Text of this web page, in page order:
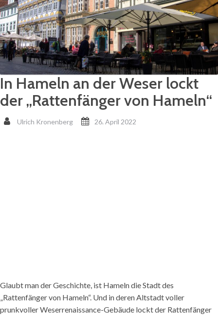
In Hameln an der Weser lockt
der „Rattenfänger von Hameln“
Ulrich Kronenberg 26. April 2022
Glaubt man der Geschichte, ist Hameln die Stadt des
„Rattenfänger von Hameln“. Und in deren Altstadt voller
prunkvoller Weserrenaissance-Gebäude lockt der Rattenfänger